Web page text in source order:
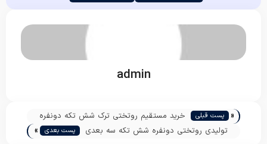
admin
« پست قبلی
خرید مستقیم روتختی ترک شش تکه دونفره
تولیدی روتختی دونفره شش تکه سه بعدی
پست بعدی »